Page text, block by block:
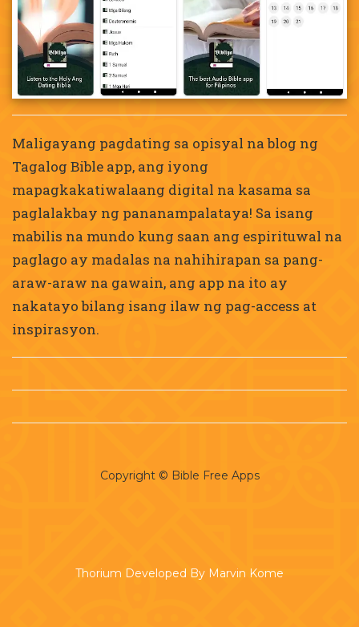
Maligayang pagdating sa opisyal na blog ng
Tagalog Bible app, ang iyong
mapagkakatiwalaang digital na kasama sa
paglalakbay ng pananampalataya! Sa isang
mabilis na mundo kung saan ang espirituwal na
paglago ay madalas na nahihirapan sa pang-
araw-araw na gawain, ang app na ito ay
nakatayo bilang isang ilaw ng pag-access at
inspirasyon.
Copyright © Bible Free Apps
Thorium Developed By Marvin Kome